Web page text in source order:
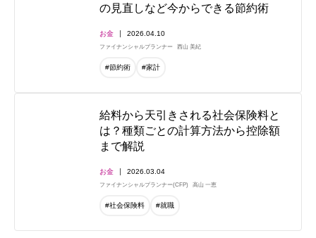
の見直しなど今からできる節約術
お金 2026.04.10
ファイナンシャルプランナー 西山 美紀
#節約術 #家計
給料から天引きされる社会保険料と
は？種類ごとの計算方法から控除額
まで解説
お金 2026.03.04
ファイナンシャルプランナー(CFP) 高山 一恵
#社会保険料 #就職